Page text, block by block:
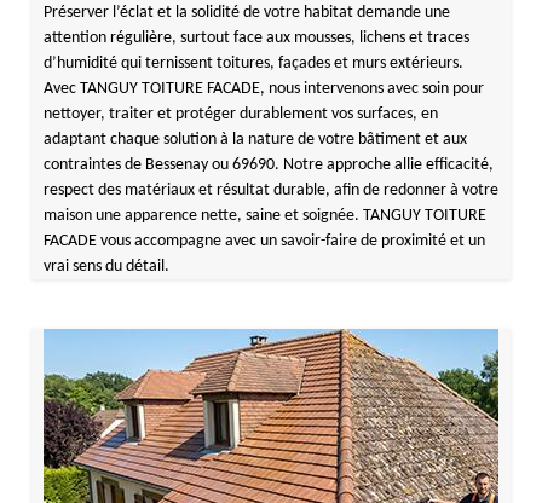
Préserver l’éclat et la solidité de votre habitat demande une
attention régulière, surtout face aux mousses, lichens et traces
d’humidité qui ternissent toitures, façades et murs extérieurs.
Avec TANGUY TOITURE FACADE, nous intervenons avec soin pour
nettoyer, traiter et protéger durablement vos surfaces, en
adaptant chaque solution à la nature de votre bâtiment et aux
contraintes de Bessenay ou 69690. Notre approche allie efficacité,
respect des matériaux et résultat durable, afin de redonner à votre
maison une apparence nette, saine et soignée. TANGUY TOITURE
FACADE vous accompagne avec un savoir-faire de proximité et un
vrai sens du détail.